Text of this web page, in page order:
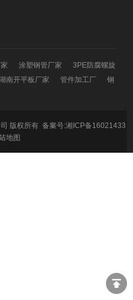
涂塑钢管厂家
3PE防腐螺旋
南开平板厂家 管件加工厂
钢
版权所有 备案号:湘ICP备16021433
地图